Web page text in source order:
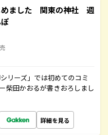
めました 関東の神社 週
リーズ」では初めてのコミ
柴田かおるが書きおろしまし
詳細を見る